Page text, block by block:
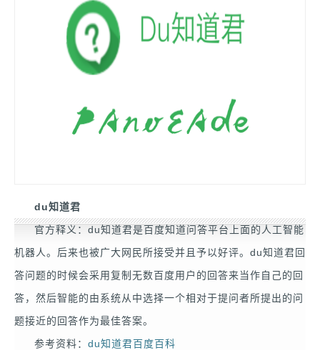
du知道君
官方释义：du知道君是百度知道问答平台上面的人工智能
机器人。后来也被广大网民所接受并且予以好评。du知道君回
答问题的时候会采用复制无数百度用户的回答来当作自己的回
答，然后智能的由系统从中选择一个相对于提问者所提出的问
题接近的回答作为最佳答案。
参考资料： du知道君百度百科